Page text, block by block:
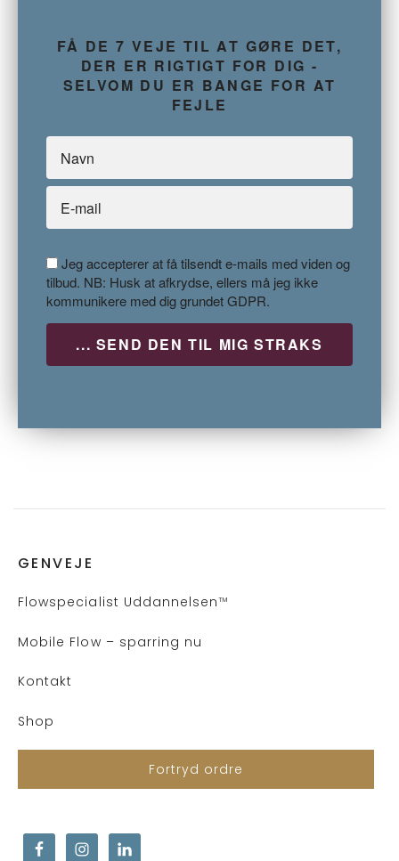
FÅ DE 7 VEJE TIL AT GØRE DET,
DER ER RIGTIGT FOR DIG -
SELVOM DU ER BANGE FOR AT
FEJLE
Jeg accepterer at få tilsendt e-mails med viden og
tilbud. NB: Husk at afkrydse, ellers må jeg ikke
kommunikere med dig grundet GDPR.
GENVEJE
Flowspecialist Uddannelsen™
Mobile Flow – sparring nu
Kontakt
Shop
Fortryd ordre